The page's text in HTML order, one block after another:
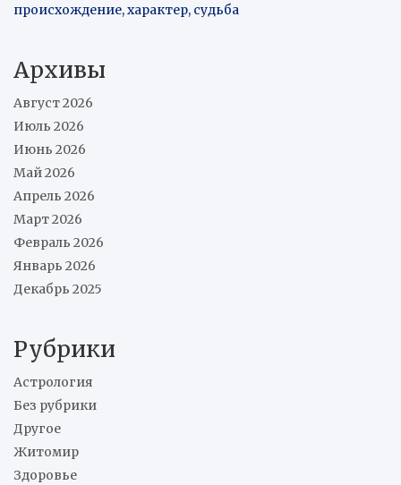
происхождение, характер, судьба
Архивы
Август 2026
Июль 2026
Июнь 2026
Май 2026
Апрель 2026
Март 2026
Февраль 2026
Январь 2026
Декабрь 2025
Рубрики
Астрология
Без рубрики
Другое
Житомир
Здоровье